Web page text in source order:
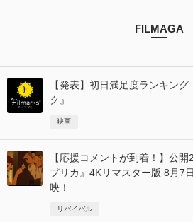
FILMAGA
【発表】初日満足度ランキン
ク』
映画
【応援コメントが到着！】公
プリカ』4Kリマスター版 8月7
映！
リバイバル